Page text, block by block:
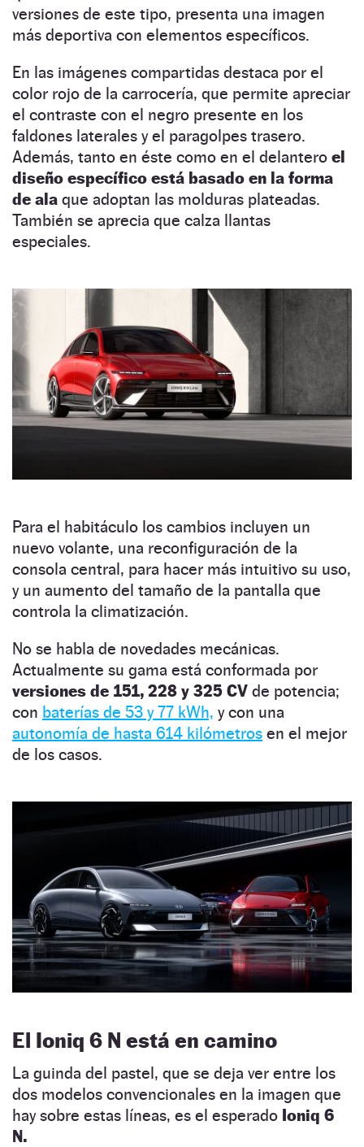
versiones de este tipo, presenta una imagen
más deportiva con elementos específicos.
En las imágenes compartidas destaca por el
color rojo de la carrocería, que permite apreciar
el contraste con el negro presente en los
faldones laterales y el paragolpes trasero.
Además, tanto en éste como en el delantero el
diseño específico está basado en la forma
de ala que adoptan las molduras plateadas.
También se aprecia que calza llantas
especiales.
Para el habitáculo los cambios incluyen un
nuevo volante, una reconfiguración de la
consola central, para hacer más intuitivo su uso,
y un aumento del tamaño de la pantalla que
controla la climatización.
No se habla de novedades mecánicas.
Actualmente su gama está conformada por
versiones de 151, 228 y 325 CV de potencia;
con baterías de 53 y 77 kWh, y con una
autonomía de hasta 614 kilómetros en el mejor
de los casos.
El Ioniq 6 N está en camino
La guinda del pastel, que se deja ver entre los
dos modelos convencionales en la imagen que
hay sobre estas líneas, es el esperado Ioniq 6
N.